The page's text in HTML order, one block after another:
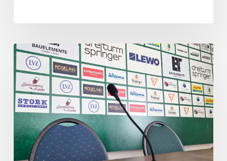
Pressegespräch
vor
RSV
Eintracht
1949
–
Chemie